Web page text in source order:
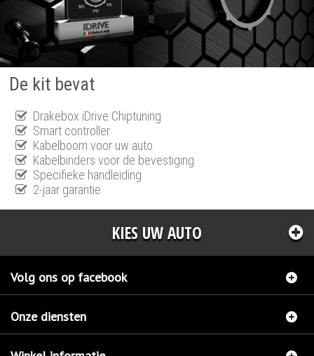
De kit bevat
Drakebox iDrive Chiptuning
Smart controller
Kabelboom voor uw auto
Kabelbinders voor de bevestiging
Specifieke handleiding
2-jaar garantie
KIES UW AUTO
Volg ons op facebook
Onze diensten